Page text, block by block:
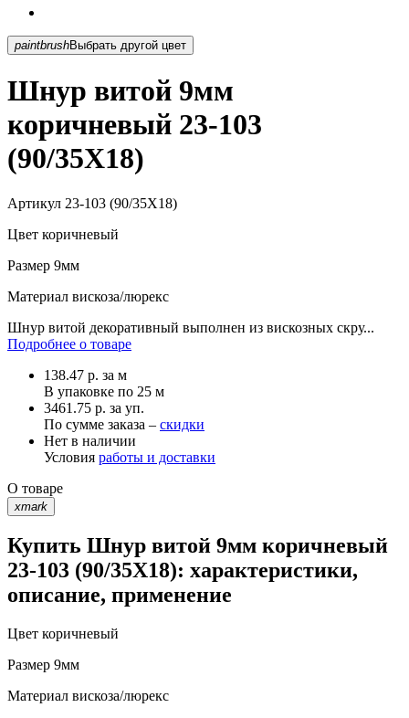
paintbrush Выбрать другой цвет
Шнур витой 9мм
коричневый 23-103
(90/35X18)
Артикул 23-103 (90/35X18)
Цвет коричневый
Размер 9мм
Материал вискоза/люрекс
Шнур витой декоративный выполнен из вискозных скру...
Подробнее о товаре
138.47 р. за м
В упаковке по 25 м
3461.75 р. за уп.
По сумме заказа – скидки
Нет в наличии
Условия работы и доставки
О товаре
xmark
Купить Шнур витой 9мм коричневый
23-103 (90/35X18): характеристики,
описание, применение
Цвет коричневый
Размер 9мм
Материал вискоза/люрекс